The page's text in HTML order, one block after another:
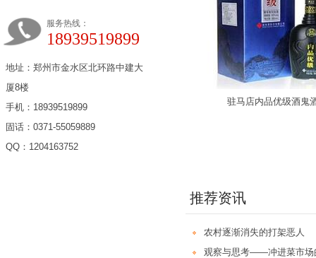
服务热线：
18939519899
地址：郑州市金水区北环路中建大
厦8楼
手机：18939519899
固话：0371-55059889
QQ：1204163752
驻马店内品优级酒鬼
推荐资讯
农村逐渐消失的打架恶人
观察与思考——冲进菜市场